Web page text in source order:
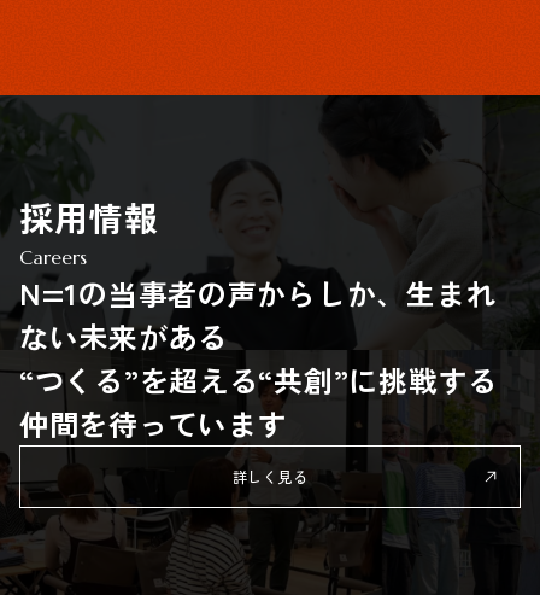
採用情報
Careers
N=1の当事者の声からしか、生まれ
ない未来がある
“つくる”を超える“共創”に挑戦する
仲間を待っています
詳しく見る